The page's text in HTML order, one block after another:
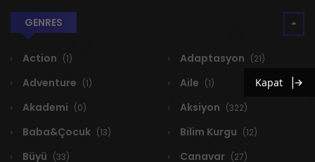
GENRES
Action (1) Adaptasyon (21)
Adventure (1) Aile (1)
Akademi (0) Aksiyon (322)
Baba&Çocuk (13) Bilim Kurgu (12)
Büyü (33) Canavar (27)
Kapat